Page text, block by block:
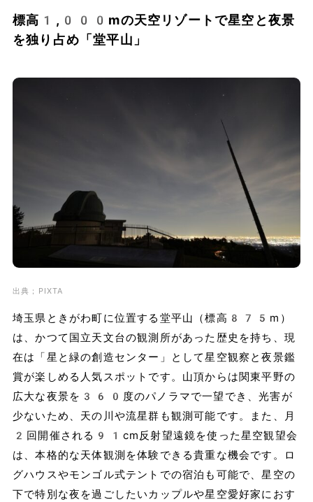
標高1,000mの天空リゾートで星空と夜景
を独り占め「堂平山」
出典；PIXTA
埼玉県ときがわ町に位置する堂平山（標高875m）
は、かつて国立天文台の観測所があった歴史を持ち、現
在は「星と緑の創造センター」として星空観察と夜景鑑
賞が楽しめる人気スポットです。山頂からは関東平野の
広大な夜景を360度のパノラマで一望でき、光害が
少ないため、天の川や流星群も観測可能です。また、月
2回開催される91cm反射望遠鏡を使った星空観望会
は、本格的な天体観測を体験できる貴重な機会です。ロ
グハウスやモンゴル式テントでの宿泊も可能で、星空の
下で特別な夜を過ごしたいカップルや星空愛好家におす